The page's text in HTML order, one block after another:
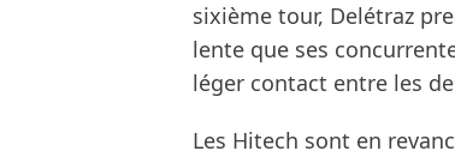
sixième tour, Delétraz
lente que ses
léger contact entre les
Les Hitech sont en